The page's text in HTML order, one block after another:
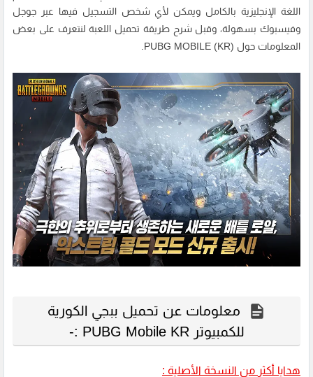
اللغة الإنجليزية بالكامل ويمكن لأي شخص التسجيل فيها عبر جوجل
وفيسبوك بسهولة، وقبل شرح طريقة تحميل اللعبة لنتعرف على بعض
المعلومات حول PUBG MOBILE (KR).
معلومات عن تحميل ببجي الكورية
للكمبيوتر PUBG Mobile KR :-
هدايا أكثر من النسخة الأصلية :